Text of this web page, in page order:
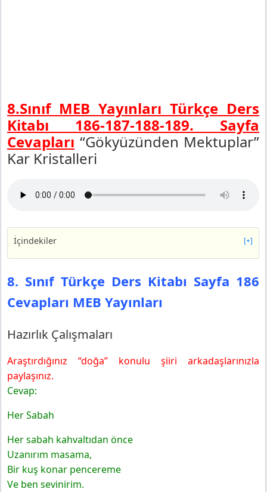
8.Sınıf MEB Yayınları Türkçe Ders
Kitabı 186-187-188-189. Sayfa
Cevapları “Gökyüzünden Mektuplar”
Kar Kristalleri
İçindekiler [+]
8. Sınıf Türkçe Ders Kitabı Sayfa 186 Cevapları MEB
Yayınları
Hazırlık Çalışmaları
1. Etkinlik
Yayınları
3. Etkinlik
8. Sınıf Türkçe Ders Kitabı Sayfa 188 Cevapları MEB
Yayınları
5. Etkinlik
8. Sınıf Türkçe Ders Kitabı Sayfa 189 Cevapları MEB
7. Etkinlik
8. Sınıf Türkçe Ders Kitabı Sayfa 186
Cevapları MEB Yayınları
Hazırlık Çalışmaları
Araştırdığınız “doğa” konulu şiiri arkadaşlarınızla
paylaşınız.
Cevap:
Her Sabah
Her sabah kahvaltıdan önce
Uzanırım masama,
Bir kuş konar pencereme
Ve ben sevinirim.